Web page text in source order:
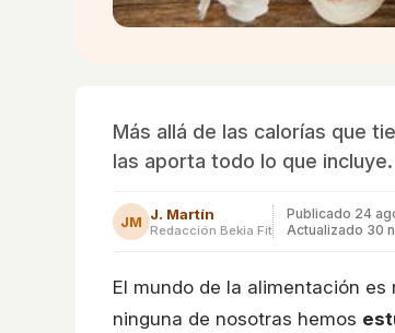
Más allá de las calorías que
las aporta todo lo que incluye.
JM J. Martín
Redacción Bekia Fit
Publicado 24
Actualizado 30
El mundo de la alimentación
ninguna de nosotras hemos